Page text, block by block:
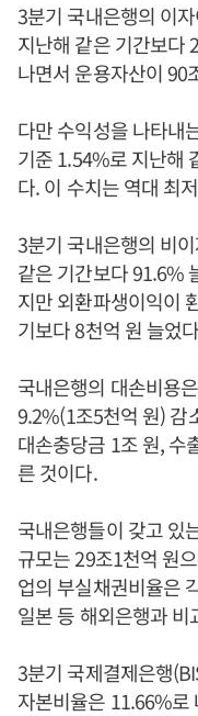
3분기 국내은행의 이
지난해 같은 기간보다
나면서 운용자산이 90
다만 수익성을 나타내
기준 1.54%로 지난해
다. 이 수치는 역대 최
3분기 국내은행의 비
같은 기간보다 91.6%
지만 외환파생이익이
기보다 8천억 원 늘었
국내은행의 대손비용
9.2%(1조5천억 원) 감
대손충당금 1조 원, 수
른 것이다.
국내은행들이 갖고 있
규모는 29조1천억 원
업의 부실채권비율은
일본 등 해외은행과
3분기 국제결제은행
자본비율은 11.66%로